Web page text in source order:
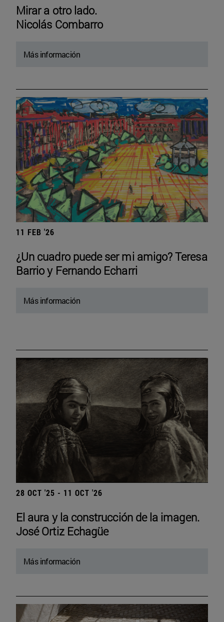
Mirar a otro lado.
Nicolás Combarro
Más información
11 FEB '26
¿Un cuadro puede ser mi amigo? Teresa
Barrio y Fernando Echarri
Más información
28 OCT '25 - 11 OCT '26
El aura y la construcción de la imagen.
José Ortiz Echagüe
Más información